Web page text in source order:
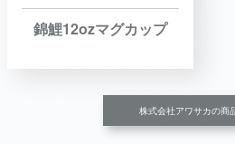
錦鯉12ozマグカップ
株式会社アワサカの商